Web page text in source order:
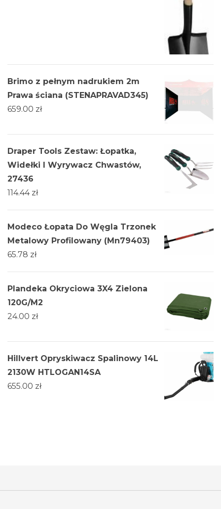
Brimo z pełnym nadrukiem 2m
Prawa ściana (STENAPRAVAD345)
659.00 zł
Draper Tools Zestaw: Łopatka,
Widełki I Wyrywacz Chwastów,
27436
114.44 zł
Modeco Łopata Do Węgla Trzonek
Metalowy Profilowany (Mn79403)
65.78 zł
Plandeka Okryciowa 3X4 Zielona
120G/M2
24.00 zł
Hillvert Opryskiwacz Spalinowy 14L
2130W HTLOGAN14SA
655.00 zł